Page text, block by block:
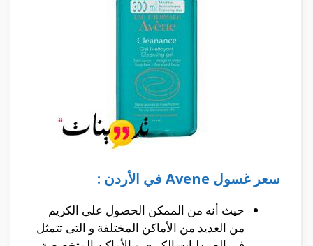
سعر غسول Avene في الأردن :
حيث أنه من الممكن الحصول على الكريم
من العديد من الأماكن المختلفة و التى تتمثل